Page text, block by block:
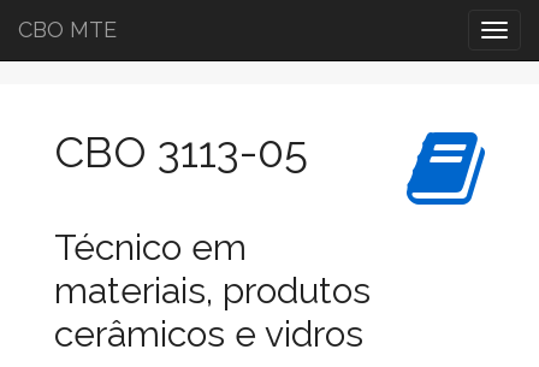
CBO MTE
CBO 3113-05
Técnico em
materiais, produtos
cerâmicos e vidros